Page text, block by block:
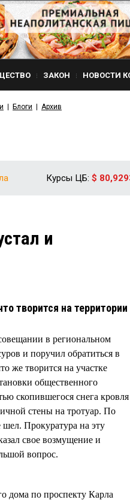
ЗАКОН НОВОСТИ
Блоги Архив
Курсы ЦБ: $
и
творится на территории
в региональном
и поручил обратиться в
же творится на участке
общественного
скопившегося снега кровля
стены на тротуар. По
шел. Прокуратура на эту
свое возмущение и
вопрос.
дома по проспекту Карла